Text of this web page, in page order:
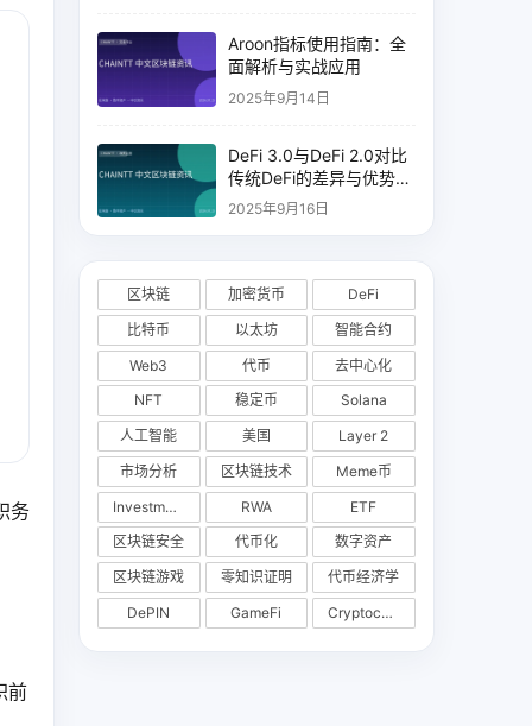
务
前
Aroon指标使用指南：全
面解析与实战应用
2025年9月14日
DeFi 3.0与DeFi 2.0对比
传统DeFi的差异与优势分
析
2025年9月16日
区块链 加密货币
DeFi
比特币
以太坊
智能合约
Web3
代币
去中心化
NFT
稳定币
Solana
人工智能
美国
Layer 2
市场分析
区块链技术
Meme币
Investments
RWA
ETF
区块链安全
代币化
数字资产
区块链游戏
零知识证明
代币经济学
DePIN
GameFi Cryptocurrency Exchange